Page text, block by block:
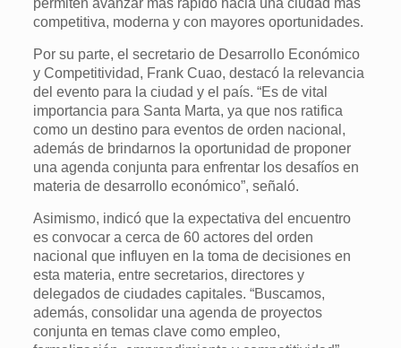
permiten avanzar más rápido hacia una ciudad más
competitiva, moderna y con mayores oportunidades.
Por su parte, el secretario de Desarrollo Económico
y Competitividad, Frank Cuao, destacó la relevancia
del evento para la ciudad y el país. “Es de vital
importancia para Santa Marta, ya que nos ratifica
como un destino para eventos de orden nacional,
además de brindarnos la oportunidad de proponer
una agenda conjunta para enfrentar los desafíos en
materia de desarrollo económico”, señaló.
Asimismo, indicó que la expectativa del encuentro
es convocar a cerca de 60 actores del orden
nacional que influyen en la toma de decisiones en
esta materia, entre secretarios, directores y
delegados de ciudades capitales. “Buscamos,
además, consolidar una agenda de proyectos
conjunta en temas clave como empleo,